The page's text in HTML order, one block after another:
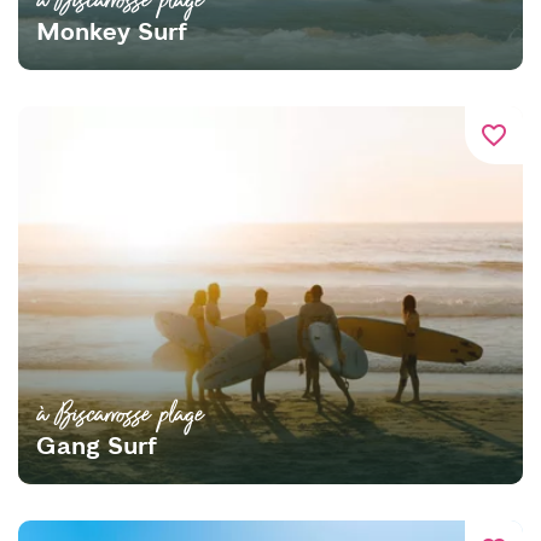
Monkey Surf
favorite_border
à Biscarrosse plage
Gang Surf